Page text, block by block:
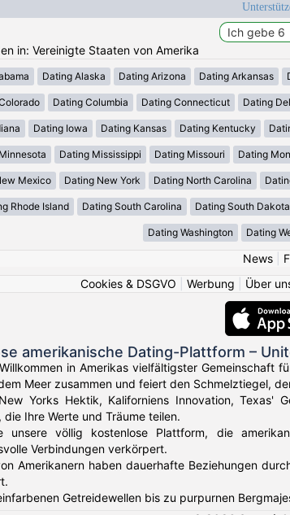
in: Vereinigte Staaten von Amerika
Dating Alaska Dating Arizona Dating Arkansas
Dating Columbia Dating Connecticut Dating
Dating Iowa Dating Kansas Dating Kentucky
Dating Mississippi Dating Missouri Dating
Mexico Dating New York Dating North Carolina
Rhode Island Dating South Carolina Dating South Dakota
Dating Washington Dating
News|
Cookies & DSGVO
Werbung Über
amerikanische Dating-Plattform –
in Amerikas vielfältigster Gemeinschaft
Meer zusammen und feiert den Schmelztiegel,
Yorks Hektik, Kaliforniens Innovation, Texas'
die Ihre Werte und Träume teilen.
unsere völlig kostenlose Plattform, die
Verbindungen verkörpert.
Amerikanern haben dauerhafte Beziehungen
Getreidewellen bis zu purpurnen